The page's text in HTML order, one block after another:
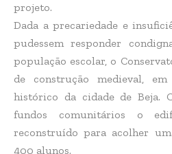
projeto.
Dada a precariedade e
pudessem responder
população escolar, o
de construção medieval,
histórico da cidade de Beja.
fundos comunitários o
reconstruído para acolher
400 alunos.